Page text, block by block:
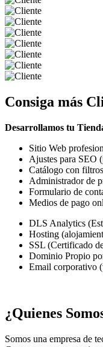
Consiga más
Desarrollamos tu
Sitio Web
Ajustes para SEO
Catálogo con
Administrador de
Formulario de
Medios de pago
DLS Analytics
Hosting
SSL (Certificado
Dominio Propio
Email corporativo
¿Quienes
Somos una empresa de